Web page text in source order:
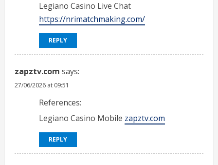
Legiano Casino Live Chat
https://nrimatchmaking.com/
REPLY
zapztv.com says:
27/06/2026 at 09:51
References:
Legiano Casino Mobile zapztv.com
REPLY